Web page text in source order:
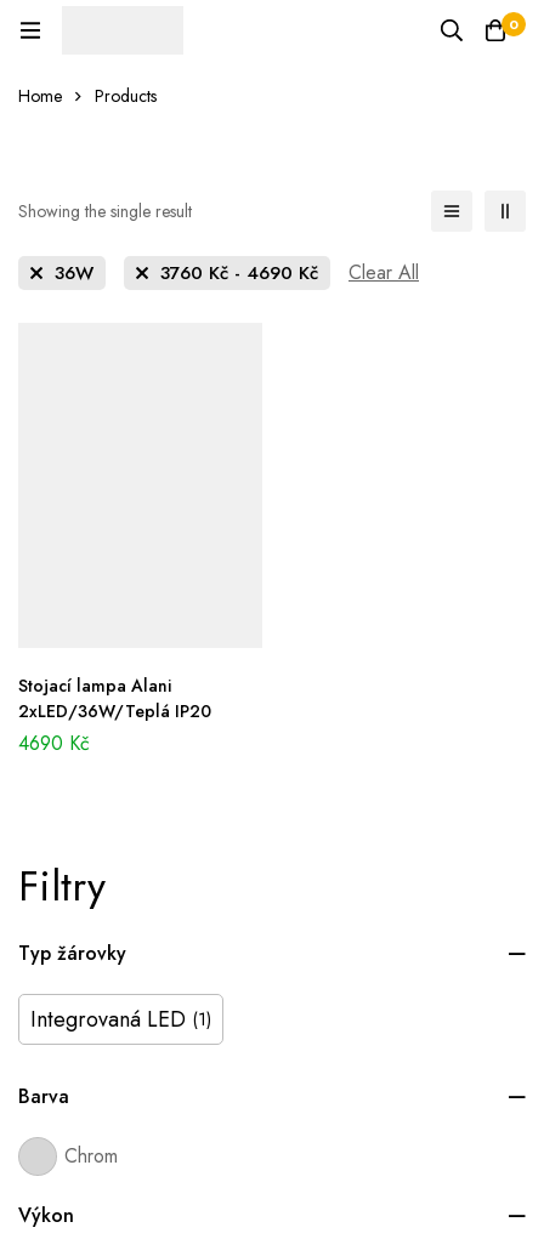
0
Home Products
Filtry
Typ žárovky
Integrovaná LED (1)
Barva
Chrom
Výkon
Showing the single result
36W 3760 Kč - 4690 Kč Clear All
Stojací lampa Alani
2xLED/36W/Teplá IP20
4690 Kč